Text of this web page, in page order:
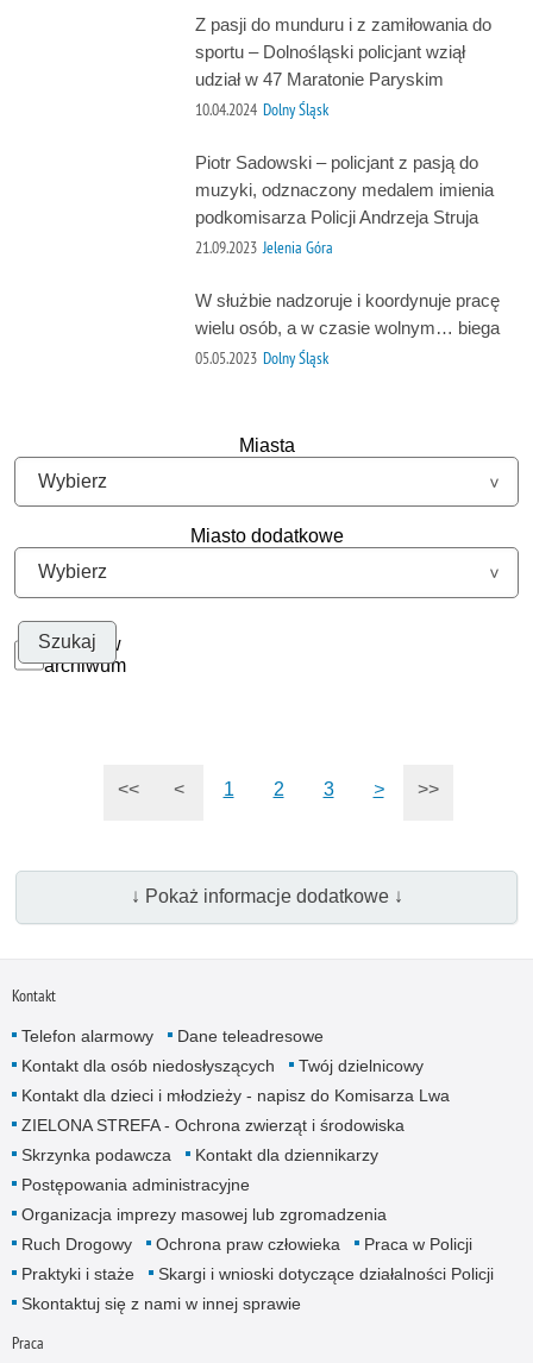
Z pasji do munduru i z zamiłowania do
sportu – Dolnośląski policjant wziął
udział w 47 Maratonie Paryskim
10.04.2024 Dolny Śląsk
Piotr Sadowski – policjant z pasją do
muzyki, odznaczony medalem imienia
podkomisarza Policji Andrzeja Struja
21.09.2023 Jelenia Góra
W służbie nadzoruje i koordynuje pracę
wielu osób, a w czasie wolnym… biega
05.05.2023 Dolny Śląsk
Miasta
Miasto dodatkowe
Szukaj w
archiwum
<< < 1 2 3 > >>
↓ Pokaż informacje dodatkowe ↓
Kontakt
Telefon alarmowy
Dane teleadresowe
Kontakt dla osób niedosłyszących
Twój dzielnicowy
Kontakt dla dzieci i młodzieży - napisz do Komisarza Lwa
ZIELONA STREFA - Ochrona zwierząt i środowiska
Skrzynka podawcza
Kontakt dla dziennikarzy
Postępowania administracyjne
Organizacja imprezy masowej lub zgromadzenia
Ruch Drogowy
Ochrona praw człowieka
Praca w Policji
Praktyki i staże
Skargi i wnioski dotyczące działalności Policji
Skontaktuj się z nami w innej sprawie
Praca